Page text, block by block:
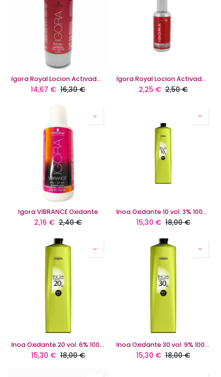
Igora Royal Locion Activador 1L
14,67 € 16,30€
Igora Royal Locion Activador 60 ML
2,25 € 2,50€
Igora VIBRANCE Oxidante
2,16 € 2,40€
Inoa Oxidante 10 vol. 3% 1000ml
15,30 € 18,00€
Inoa Oxidante 20 vol. 6% 1000ml
15,30 € 18,00€
Inoa Oxidante 30 vol. 9% 1000ml
15,30 € 18,00€